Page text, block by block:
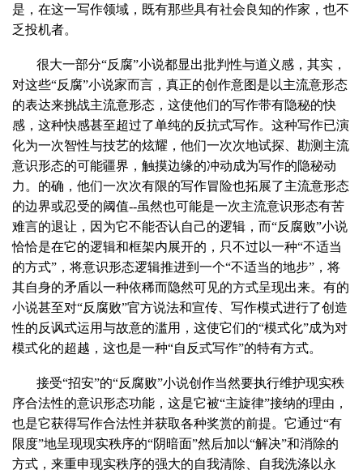
是，在这一写作领域，既有那些具有社会良知的作家，也不
乏投机者。
很大一部分“反腐”小说都显出批判性与道义感，其实，
对这些“反腐”小说家而言，真正的创作意图是以主流意形态
的表达来挑战主流意形态，这使他们的写作带有隐秘的快
感，这种快感甚至超过了单纯的反抗式写作。这种写作已演
化为一次智性与技艺的炫耀，他们一次次地试探、勘测主流
意识形态的可能疆界，触摸边缘的冲动成为写作的隐秘动
力。的确，他们一次次有限的写作冒险也拓展了主流意形态
的边界或忍受的阈值--虽然也可能是一次主流意识形态有苦
难言的退让，因为它不能否认自己的逻辑，而“反腐败”小说
恰恰是在它的逻辑和框架内展开的，只不过以一种“不适当
的方式”，将意识形态逻辑推进到一个“不适当的地步”，将
其自身的矛盾以一种依稀而隐然可见的方式呈现出来。有的
小说甚至对“反腐败”官方说法和宣传、写作模式进行了创造
性的反讽式运用与故意的滥用，这使它们的“模式化”成为对
模式化的超越，这也是一种“自反式写作”的特有方式。
接受“招安”的“反腐败”小说创作当然要执行维护现实秩
序合法性的意识形态功能，这是它被“主旋律”接纳的理由，
也是它获得写作合法性并获取各种奖赏的前提。它通过“有
限度”地呈现现实秩序的“阴暗面”然后加以“解决”和消除的
方式，来重申现实秩序的强大的自我清除、自我洗涤以永